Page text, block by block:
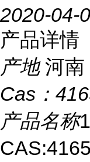
2020-04-
产品详情
产地 河南
Cas：
产品名称